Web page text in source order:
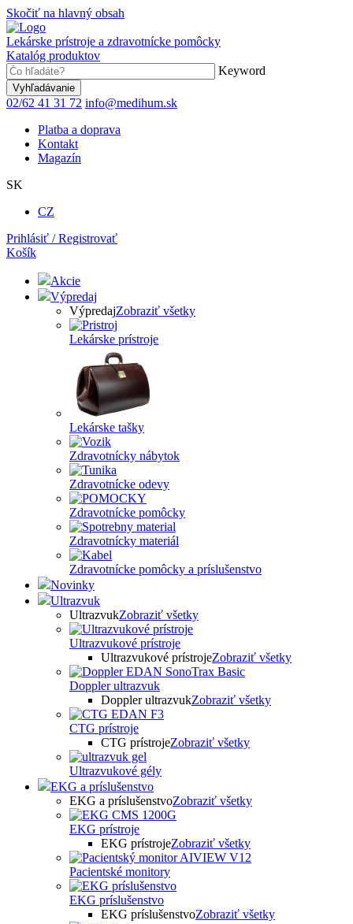
Skočiť na hlavný obsah
Lekárske prístroje a zdravotnícke pomôcky
Katalóg produktov
Keyword
02/62 41 31 72 info@medihum.sk
Platba a doprava
Kontakt
Magazín
SK
CZ
Prihlásiť / Registrovať
Košík
Akcie
Výpredaj
VýpredajZobraziť všetky
Lekárske prístroje
Lekárske tašky
Zdravotnícky nábytok
Zdravotnícke odevy
Zdravotnícke pomôcky
Zdravotnícky materiál
Zdravotnícke pomôcky a príslušenstvo
Novinky
Ultrazvuk
UltrazvukZobraziť všetky
Ultrazvukové prístroje
Ultrazvukové prístrojeZobraziť všetky
Doppler ultrazvuk
Doppler ultrazvukZobraziť všetky
CTG prístroje
CTG prístrojeZobraziť všetky
Ultrazvukové gély
EKG a príslušenstvo
EKG a príslušenstvoZobraziť všetky
EKG prístroje
EKG prístrojeZobraziť všetky
Pacientské monitory
EKG príslušenstvo
EKG príslušenstvoZobraziť všetky